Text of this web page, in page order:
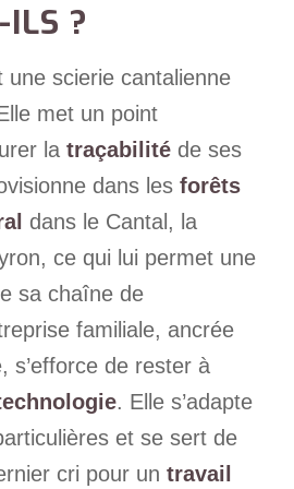
ILS ?
scierie cantalienne
met un point
la traçabilitéde ses
dans les forêts
dans le Cantal, la
ce qui lui permet une
sa chaîne de
familiale, ancrée
s’efforce de rester à
. Elle s’adapte
et se sert de
cri pour un travail